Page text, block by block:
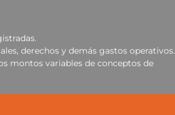
derechos y demás gastos operativos.
montos variables de conceptos de